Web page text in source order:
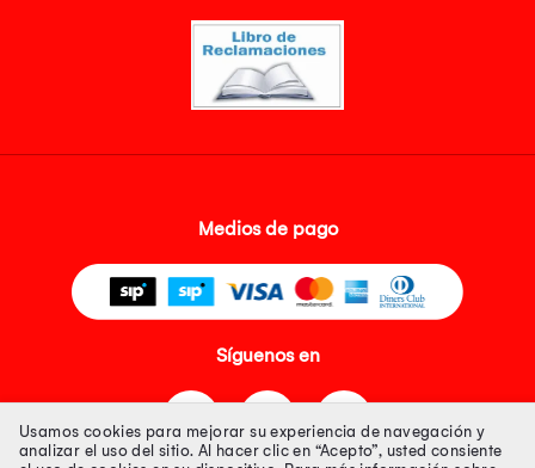
Medios de pago
Síguenos en
Usamos cookies para mejorar su experiencia de navegación y
analizar el uso del sitio. Al hacer clic en “Acepto”, usted consiente